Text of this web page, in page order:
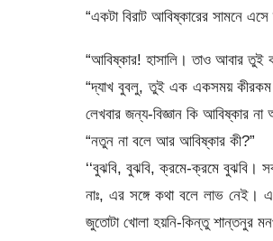
“একটা বিরাট আবিষ্কারের সামনে
“আবিষ্কার! হাসালি। তাও আবার তুই
“দ্যাখ বুবলু, তুই এক একসময় কীরকম
লেখবার জন্য-বিজ্ঞান কি আবিষ্কার
“নতুন না বলে আর আবিষ্কার কী?”
‘‘বুঝবি, বুঝবি, ক্রমে-ক্রমে বুঝবি।
নাঃ, এর সঙ্গে কথা বলে লাভ
জুতোটা খোলা হয়নি-কিন্তু শান্তনুর